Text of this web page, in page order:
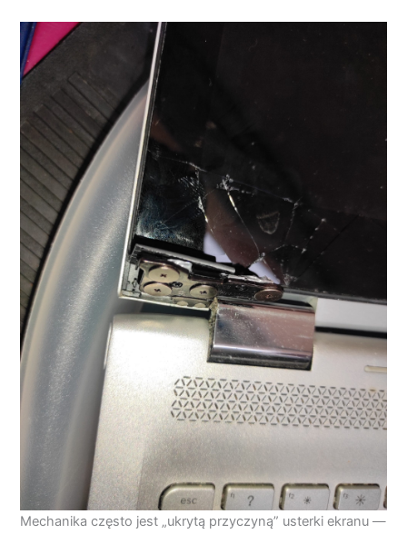
Mechanika często jest „ukrytą przyczyną” usterki ekranu —